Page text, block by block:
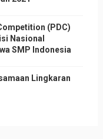
(PDC)
Nasional
SMP Indonesia
Lingkaran